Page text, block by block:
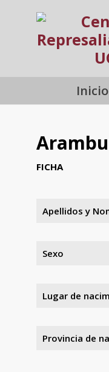
Inicio
FICHA
Apellidos y
Sexo
Lugar de
Provincia de